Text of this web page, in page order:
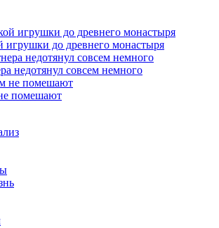
до древнего монастыря
недотянул совсем немного
помешают